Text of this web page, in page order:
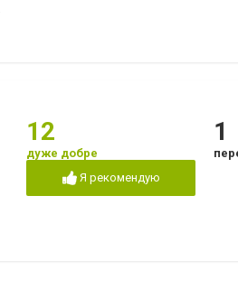
12
дуже добре
Я рекомендую
1